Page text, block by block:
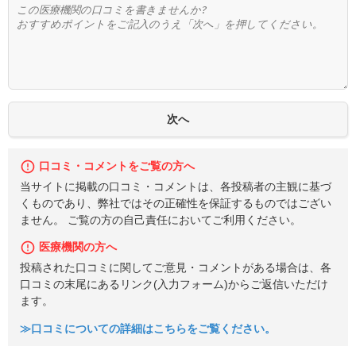
口コミ・コメントをご覧の方へ
当サイトに掲載の口コミ・コメントは、各投稿者の主観に基づ
くものであり、弊社ではその正確性を保証するものではござい
ません。 ご覧の方の自己責任においてご利用ください。
医療機関の方へ
投稿された口コミに関してご意見・コメントがある場合は、各
口コミの末尾にあるリンク(入力フォーム)からご返信いただけ
ます。
≫口コミについての詳細はこちらをご覧ください。